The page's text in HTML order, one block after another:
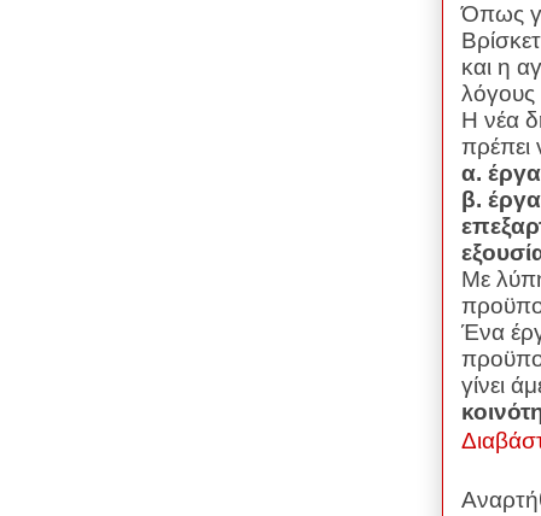
Όπως
και η
λόγους
Η νέα
πρέπει
α.
β.
Με
Ένα
γίνει